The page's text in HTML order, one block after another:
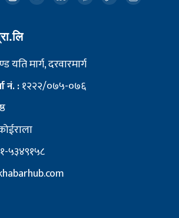
यति मार्ग, दरवारमार्ग
नं. :१२२२/०७५-०७६
५३४९१५८